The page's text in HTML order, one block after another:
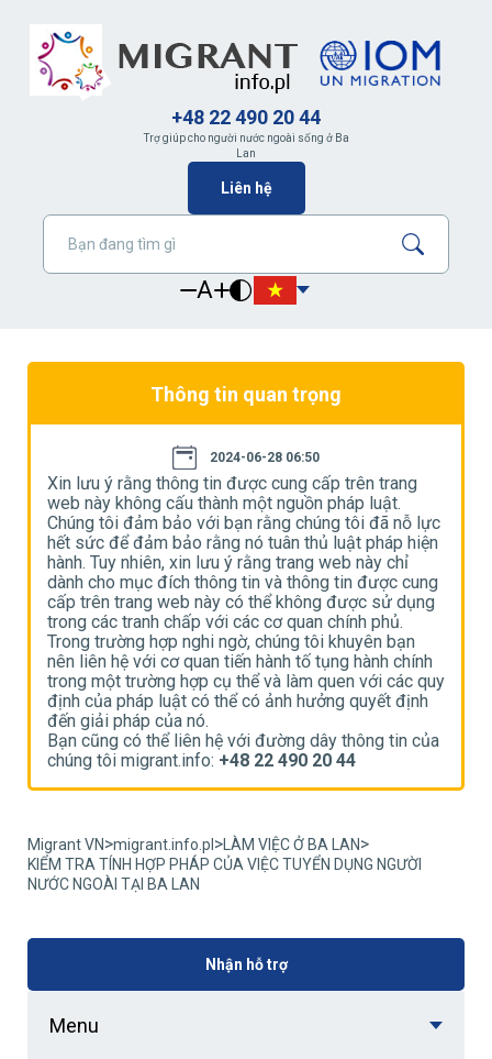
+48 22 490 20 44
Trợ giúp cho người nước ngoài sống ở Ba
Lan
Liên hệ
A
Thông tin quan trọng
2024-06-28 06:50
Xin lưu ý rằng thông tin được cung cấp trên trang
web này không cấu thành một nguồn pháp luật.
Chúng tôi đảm bảo với bạn rằng chúng tôi đã nỗ lực
hết sức để đảm bảo rằng nó tuân thủ luật pháp hiện
hành. Tuy nhiên, xin lưu ý rằng trang web này chỉ
dành cho mục đích thông tin và thông tin được cung
cấp trên trang web này có thể không được sử dụng
trong các tranh chấp với các cơ quan chính phủ.
Trong trường hợp nghi ngờ, chúng tôi khuyên bạn
nên liên hệ với cơ quan tiến hành tố tụng hành chính
trong một trường hợp cụ thể và làm quen với các quy
định của pháp luật có thể có ảnh hưởng quyết định
đến giải pháp của nó.
Bạn cũng có thể liên hệ với đường dây thông tin của
chúng tôi migrant.info: +48 22 490 20 44
Migrant VN>migrant.info.pl > LÀM VIỆC Ở BA LAN>
KIỂM TRA TÍNH HỢP PHÁP CỦA VIỆC TUYỂN DỤNG NGƯỜI
NƯỚC NGOÀI TẠI BA LAN
Nhận hỗ trợ
Menu